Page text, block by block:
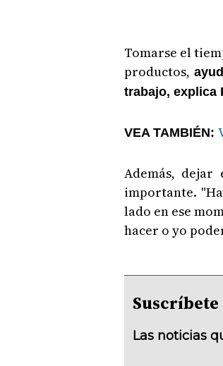
Tomarse el
productos,
trabajo, explica
VEA TAMBIÉN:
Además,
importante.
lado en ese
hacer o yo
Las noticias